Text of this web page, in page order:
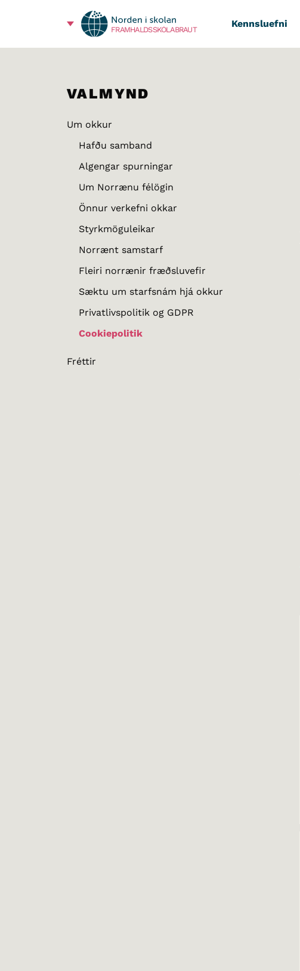
FRAMHALDSSKÓLABRAUT
Kennsluefni
VALMYND
Um okkur
Hafðu samband
Algengar spurningar
Um Norrænu félögin
Önnur verkefni okkar
Styrkmöguleikar
Norrænt samstarf
Fleiri norrænir fræðsluvefir
Sæktu um starfsnám hjá okkur
Privatlivspolitik og GDPR
Cookiepolitik
Fréttir